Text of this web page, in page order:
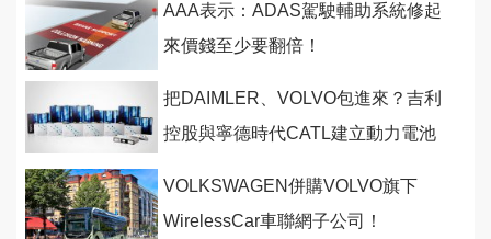
AAA表示：ADAS駕駛輔助系統修起
來價錢至少要翻倍！
把DAIMLER、VOLVO包進來？吉利
控股與寧德時代CATL建立動力電池
VOLKSWAGEN併購VOLVO旗下
WirelessCar車聯網子公司！